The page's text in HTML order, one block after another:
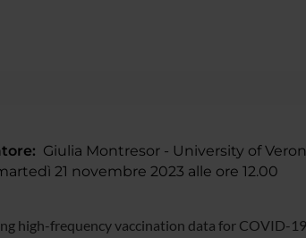
Giulia Montresor - University of
21 novembre 2023 alle ore 12.00
high-frequency vaccination data for COVID-